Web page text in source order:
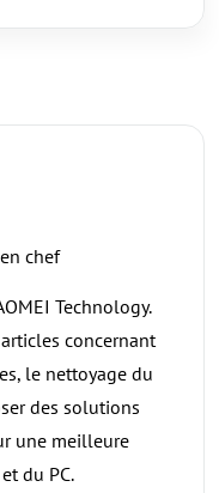
chef
Technology.
concernant
le nettoyage du
des solutions
une meilleure
du PC.